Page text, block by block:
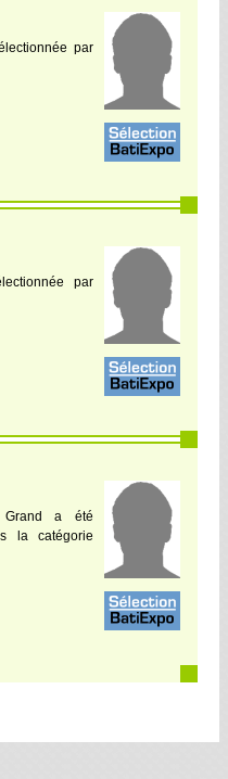
par
par
Grand a été
la catégorie